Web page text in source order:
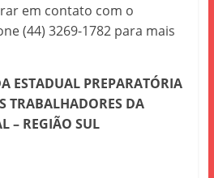
em contato com o
(44) 3269-1782 para mais
ESTADUAL PREPARATÓRIA
TRABALHADORES DA
– REGIÃO SUL